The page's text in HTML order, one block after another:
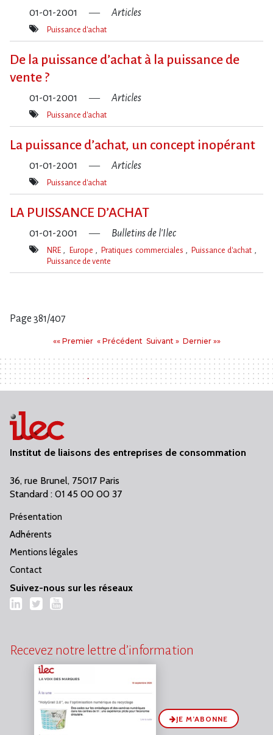
01-01-2001 Articles
Mot(s)-
Puissance d'achat
De la puissance d​‌’achat à la puissance de
vente ?
01-01-2001 Articles
Mot(s)-
Puissance d'achat
La puissance d’achat, un concept inopérant
01-01-2001 Articles
Mot(s)-
Puissance d'achat
LA PUISSANCE D’ACHAT
01-01-2001 Bulletins de l'Ilec
Mot(s)-
NRE Europe Pratiques commerciales
Puissance d'achat
Puissance de vente
Page 381/407
«« PremierPremier
« PrécédentPrécédent
Suivant
Suivant » Dernier
Dernier »»
Institut de liaisons des entreprises de consommation
36, rue Brunel, 75017 Paris
Standard : 01 45 00 00 37
Présentation
Adhérents
Mentions légales
Contact
Suivez-nous sur les réseaux
LinkedIn
TwitterYouTube
Recevez notre lettre d’information
JE M’ABONNE